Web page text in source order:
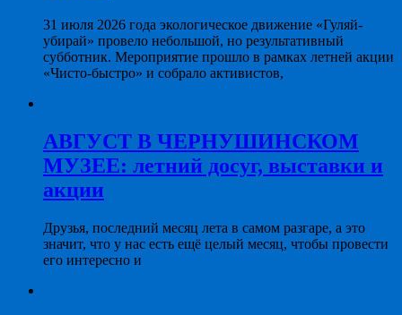
31 июля 2026 года экологическое движение «Гуляй-
убирай» провело небольшой, но результативный
субботник. Мероприятие прошло в рамках летней акции
«Чисто-быстро» и собрало активистов,
АВГУСТ В ЧЕРНУШИНСКОМ
МУЗЕЕ: летний досуг, выставки и
акции
Друзья, последний месяц лета в самом разгаре, а это
значит, что у нас есть ещё целый месяц, чтобы провести
его интересно и